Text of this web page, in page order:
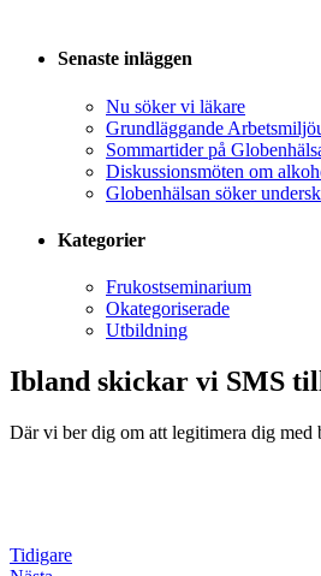
Senaste inläggen
Nu söker vi läkare
Grundläggande
Sommartider på
Diskussionsmöten om
Globenhälsan söker
Kategorier
Frukostseminarium
Okategoriserade
Utbildning
Ibland skickar vi SMS
Där vi ber dig om att legitimera dig
Tidigare